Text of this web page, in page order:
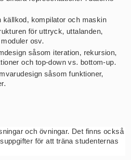
källkod, kompilator och maskin
för uttryck, uttalanden,
osv.
såsom iteration, rekursion,
och top-down vs. bottom-up.
såsom funktioner,
och övningar. Det finns också
för att träna studenternas